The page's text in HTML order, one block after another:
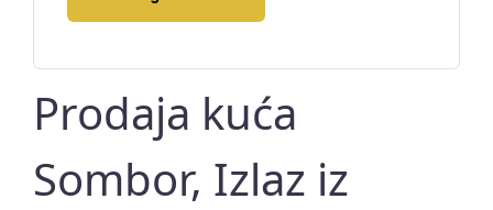
Prodaja kuća
Sombor, Izlaz iz